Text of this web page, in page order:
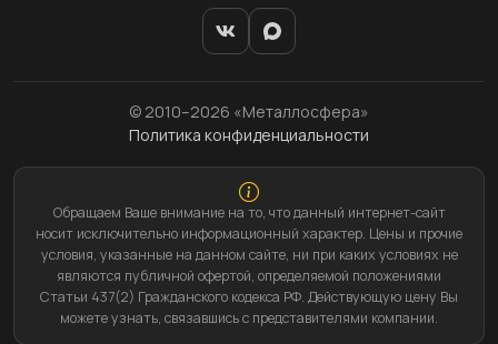
© 2010–2026 «Металлосфера»
Политика конфиденциальности
Обращаем Ваше внимание на то, что данный интернет-сайт
носит исключительно информационный характер. Цены и прочие
условия, указанные на данном сайте, ни при каких условиях не
являются публичной офертой, определяемой положениями
Статьи 437(2) Гражданского кодекса РФ. Действующую цену Вы
можете узнать, связавшись с представителями компании.